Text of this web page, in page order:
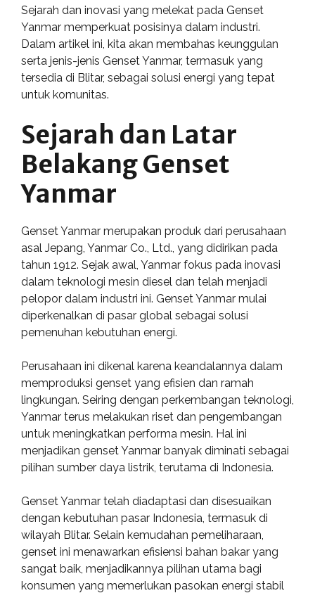
Sejarah dan inovasi yang melekat pada Genset
Yanmar memperkuat posisinya dalam industri.
Dalam artikel ini, kita akan membahas keunggulan
serta jenis-jenis Genset Yanmar, termasuk yang
tersedia di Blitar, sebagai solusi energi yang tepat
untuk komunitas.
Sejarah dan Latar
Belakang Genset
Yanmar
Genset Yanmar merupakan produk dari perusahaan
asal Jepang, Yanmar Co., Ltd., yang didirikan pada
tahun 1912. Sejak awal, Yanmar fokus pada inovasi
dalam teknologi mesin diesel dan telah menjadi
pelopor dalam industri ini. Genset Yanmar mulai
diperkenalkan di pasar global sebagai solusi
pemenuhan kebutuhan energi.
Perusahaan ini dikenal karena keandalannya dalam
memproduksi genset yang efisien dan ramah
lingkungan. Seiring dengan perkembangan teknologi,
Yanmar terus melakukan riset dan pengembangan
untuk meningkatkan performa mesin. Hal ini
menjadikan genset Yanmar banyak diminati sebagai
pilihan sumber daya listrik, terutama di Indonesia.
Genset Yanmar telah diadaptasi dan disesuaikan
dengan kebutuhan pasar Indonesia, termasuk di
wilayah Blitar. Selain kemudahan pemeliharaan,
genset ini menawarkan efisiensi bahan bakar yang
sangat baik, menjadikannya pilihan utama bagi
konsumen yang memerlukan pasokan energi stabil